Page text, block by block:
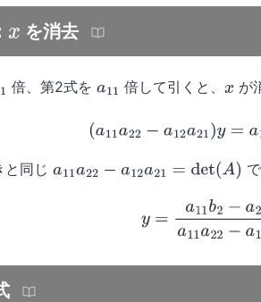
x を消去
倍、第2式をa11 倍して引くと、x が
( a11a 22 −a12a21)y =a 11
と同じ a11a22−a12a21=det A)
11 b2 a21b1a 11a